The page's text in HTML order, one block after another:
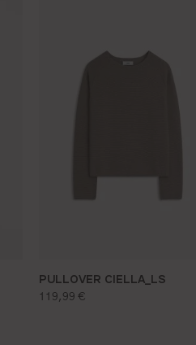
PULLOVER CIELLA_LS
regulärer preis:
119,99 €